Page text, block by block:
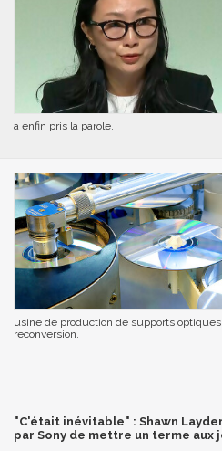
a enfin pris la parole.
usine de production de supports
reconversion.
"C'était inévitable" : Shawn
par Sony de mettre un terme aux